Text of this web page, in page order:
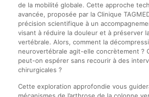
de la mobilité globale. Cette approche
avancée, proposée par la Clinique
précision scientifique à un
visant à réduire la douleur et à préserver
vertébrale. Alors, comment la
neurovertébrale agit-elle concrètement ?
peut-on espérer sans recourir à des
chirurgicales ?
Cette exploration approfondie vous